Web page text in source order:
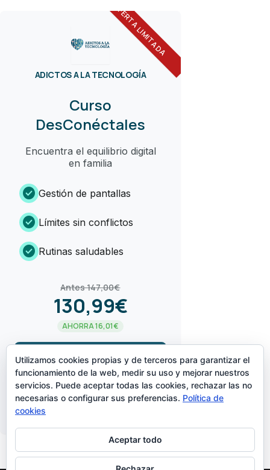
OFERTA LIMITADA
ADICTOS A LA TECNOLOGÍA
Curso
DesConéctales
Encuentra el equilibrio digital
en familia
check_circle Gestión de pantallas
check_circle Límites sin conflictos
check_circle Rutinas saludables
Antes 147,00€
130,99€
AHORRA 16,01€
¡LO QUIERO!arrow_forward
CREADO POR
Utilizamos cookies propias y de terceros para garantizar el
funcionamiento de la web, medir su uso y mejorar nuestros
servicios. Puede aceptar todas las cookies, rechazar las no
necesarias o configurar sus preferencias. Política de
cookies
Aceptar todo